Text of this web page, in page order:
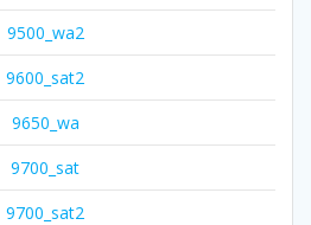
9500_wa2
9600_sat2
9650_wa
9700_sat
9700_sat2